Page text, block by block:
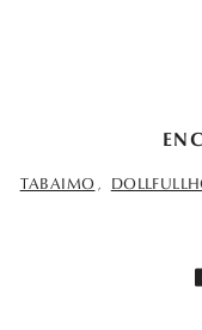
TABAIMO